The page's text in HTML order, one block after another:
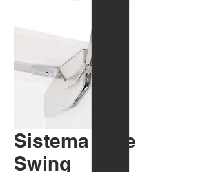
Sistema Free
Swing